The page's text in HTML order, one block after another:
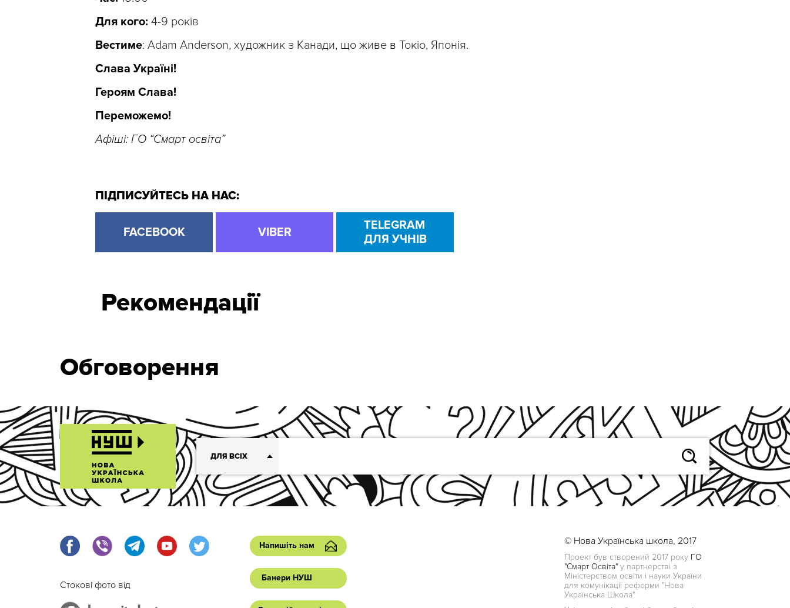
Для кого: 4-9 років
Вестиме: Adam Anderson, художник з Канади, що живе в Токіо, Японія.
Слава Україні!
Героям Слава!
Переможемо!
Афіші: ГО “Смарт освіта”
ПІДПИСУЙТЕСЬ НА НАС:
FACEBOOK VIBER
TELEGRAM
ДЛЯ УЧНІВ
Рекомендації
Обговорення
ДЛЯ ВСІХ
Стокові фото від
Напишіть нам
Банери НУШ
© Нова Українська школа, 2017
Проект був створений 2017 року ГО
"Смарт Освіта" у партнерстві з
Міністерством освіти і науки України
для комунікації реформи "Нова
Українська Школа"